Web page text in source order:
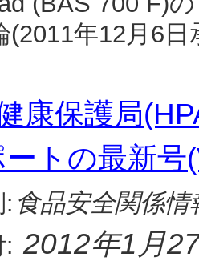
(2011年12月6
康保護局
トの最新号
: 食品安全関係情
: 2012年1月